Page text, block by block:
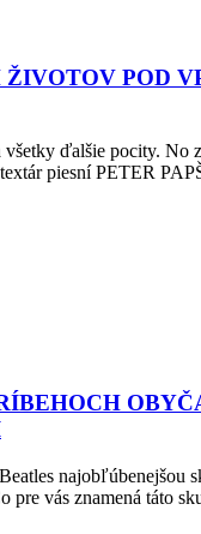
POD
ďalšie pocity.
piesní PETER
najobľúbenejšou
pre vás znamená táto